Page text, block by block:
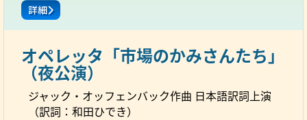
詳細
オペレッタ「市場のかみさんたち」
（夜公演）
ジャック・オッフェンバック作曲 日本語訳詞上演
（訳詞：和田ひでき）